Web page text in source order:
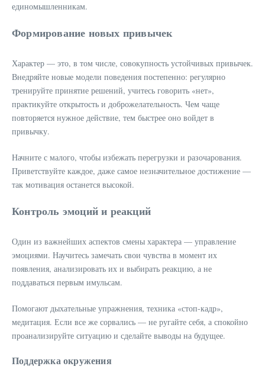
единомышленникам.
Формирование новых привычек
Характер — это, в том числе, совокупность устойчивых привычек.
Внедряйте новые модели поведения постепенно: регулярно
тренируйте принятие решений, учитесь говорить «нет»,
практикуйте открытость и доброжелательность. Чем чаще
повторяется нужное действие, тем быстрее оно войдет в
привычку.
Начните с малого, чтобы избежать перегрузки и разочарования.
Приветствуйте каждое, даже самое незначительное достижение —
так мотивация останется высокой.
Контроль эмоций и реакций
Один из важнейших аспектов смены характера — управление
эмоциями. Научитесь замечать свои чувства в момент их
появления, анализировать их и выбирать реакцию, а не
поддаваться первым имульсам.
Помогают дыхательные упражнения, техника «стоп-кадр»,
медитация. Если все же сорвались — не ругайте себя, а спокойно
проанализируйте ситуацию и сделайте выводы на будущее.
Поддержка окружения